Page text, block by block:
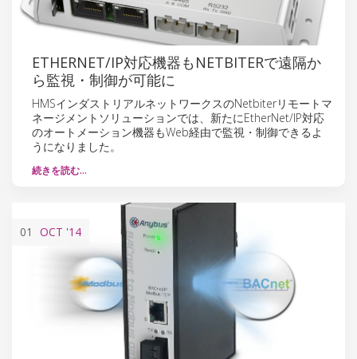
ETHERNET/IP対応機器もNETBITERで遠隔か
ら監視・制御が可能に
HMSインダストリアルネットワークスのNetbiterリモートマ
ネージメントソリューションでは、新たにEtherNet/IP対応
のオートメーション機器もWeb経由で監視・制御できるよ
うになりました。
続きを読む…
01 OCT '14